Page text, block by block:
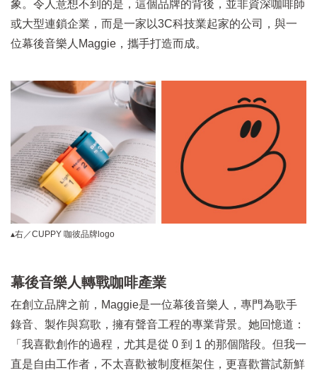
象。令人意想不到的是，這個品牌的背後，並非資深咖啡師
或大型連鎖企業，而是一家以3C科技業起家的公司，與一
位幕後音樂人Maggie，攜手打造而成。
▴右／CUPPY 咖彼品牌logo
幕後音樂人轉戰咖啡產業
在創立品牌之前，Maggie是一位幕後音樂人，專門為歌手
錄音、製作與寫歌，擁有聲音工程的專業背景。她回憶道：
「我喜歡創作的過程，尤其是從 0 到 1 的那個階段。但我一
直是自由工作者，不太喜歡被制度框架住，更喜歡嘗試新鮮